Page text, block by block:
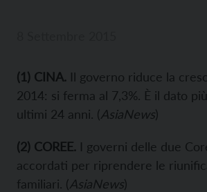
(1) CINA. Il governo riduce la
2014: si ferma al 7,3%. È il dato
ultimi 24 anni. (AsiaNews)
(2) COREE. I governi delle due
accordati per riprendere le
familiari. (AsiaNews)